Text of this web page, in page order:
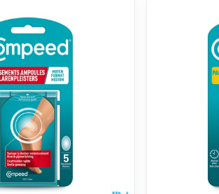
maximale prijswaarden aan te passen.